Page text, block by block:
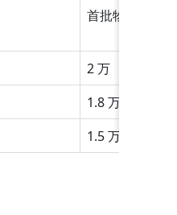
首批物料
2 万
1.8 万
1.5 万